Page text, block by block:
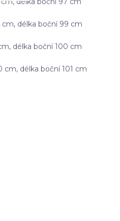
cm, délka boční 99 cm
délka boční 100 cm
cm, délka boční 101 cm